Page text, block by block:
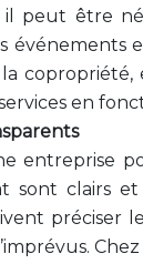
peut être
événements
copropriété,
en
entreprise
sont clairs
préciser